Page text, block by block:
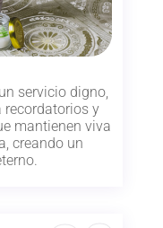
servicio digno,
recordatorios y
mantienen viva
creando un